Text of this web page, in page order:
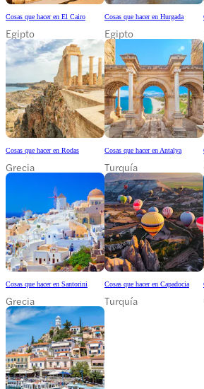
Cosas que hacer en El Cairo
Egipto
Cosas que hacer en Hurgada
Egipto
Cosas que hacer en Rodas
Grecia
Cosas que hacer en Antalya
Turquía
Cosas que hacer en Santorini
Grecia
Cosas que hacer en Capadocia
Turquía